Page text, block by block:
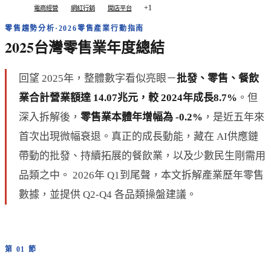
電商經營 網紅行銷 開店平台 +1
零售趨勢分析·2026零售產業行動指南
2025台灣零售業年度總結
回望 2025年，整體數字看似亮眼－批發、零售、餐飲
業合計營業額達 14.07兆元，較 2024年成長8.7% 。但
深入拆解後， 零售業本體年增幅為 -0.2% ，是近五年來
首次出現微幅衰退。真正的成長動能，藏在 AI供應鏈
帶動的批發、持續拓展的餐飲業，以及少數民生剛需用
品類之中。 2026年 Q1到尾聲，本文拆解產業歷年零售
數據，並提供 Q2-Q4 各品類操盤建議。
第 01 節